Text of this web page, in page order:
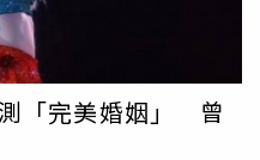
，而在通報暴力的案例
家指出，雖然法律存在，
。例如孟加拉的《2017
Restraint Act, 2017）在
合國兒童基金會
她感謝兄嫂多年來不遺餘
展現堅強，讓她無後顧之
重要，「我生日一定回家
」方馨說，這是她最珍惜
在、身體健康時，曾帶父
「完美婚姻」 曾